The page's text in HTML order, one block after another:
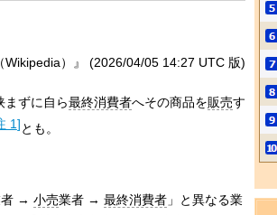
）』 (2026/04/05 14:27 UTC 版)
まずに自ら最終消費者へその商品を販売す
1]とも。
→ 小売業者 → 最終消費者」と異なる業